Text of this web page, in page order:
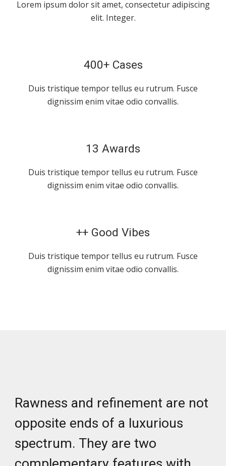
Lorem ipsum dolor sit amet, consectetur adipiscing
elit. Integer.
400+ Cases
Duis tristique tempor tellus eu rutrum. Fusce
dignissim enim vitae odio convallis.
13 Awards
Duis tristique tempor tellus eu rutrum. Fusce
dignissim enim vitae odio convallis.
++ Good Vibes
Duis tristique tempor tellus eu rutrum. Fusce
dignissim enim vitae odio convallis.
Rawness and refinement are not
opposite ends of a luxurious
spectrum. They are two